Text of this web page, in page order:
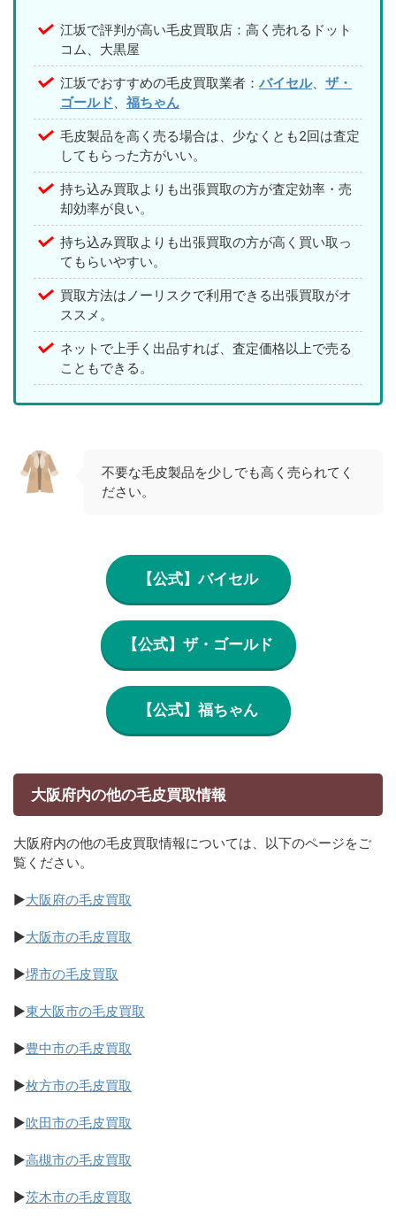
江坂で評判が高い毛皮買取店：高く売れるドット
コム、大黒屋
江坂でおすすめの毛皮買取業者： バイセル、 ザ・
ゴールド
福ちゃん
毛皮製品を高く売る場合は、少なくとも2回は査定
してもらった方がいい。
持ち込み買取よりも出張買取の方が査定効率・売
却効率が良い。
持ち込み買取よりも出張買取の方が高く買い取っ
てもらいやすい。
買取方法はノーリスクで利用できる出張買取がオ
ススメ。
ネットで上手く出品すれば、査定価格以上で売る
こともできる。
不要な毛皮製品を少しでも高く売られてく
ださい。
【公式】バイセル
【公式】ザ・ゴールド
【公式】福ちゃん
大阪府内の他の毛皮買取情報
大阪府内の他の毛皮買取情報については、以下のページをご
覧ください。
▶大阪府の毛皮買取
▶大阪市の毛皮買取
▶堺市の毛皮買取
▶東大阪市の毛皮買取
▶豊中市の毛皮買取
▶枚方市の毛皮買取
▶吹田市の毛皮買取
▶高槻市の毛皮買取
▶茨木市の毛皮買取